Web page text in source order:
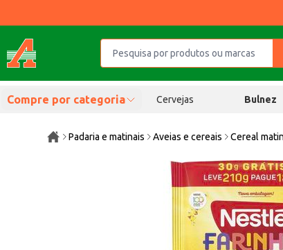
Compre por categoria Cervejas Bulnez
Padaria e matinais Aveias e cereais Cereal